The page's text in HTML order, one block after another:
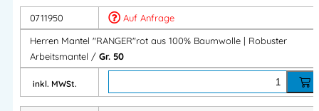
Viel Stauraum für Werkzeug und Arbeitsutensilien.
Funktionelle Ausstattung
Verdeckte Knopfleiste
0711950
Auf Anfrage
Herren Mantel "RANGER"rot aus 100% Baumwolle | Robuster
Arbeitsmantel / Gr. 50
inkl. MWSt.